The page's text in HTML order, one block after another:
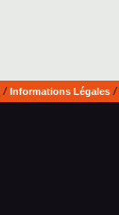
/ Informations Légales/